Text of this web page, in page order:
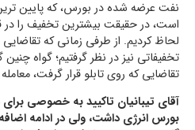
نفت عرضه شده در بورس، که پایین
است، در حقیقت بیشترین تخفیف را
لحاظ کردیم. از طرفی زمانی که
تخفیفاتی نیز در نظر گرفتیم؛ گواه
تقاضایی که روی تابلو قرار گرفت،
آقای تیبانیان تاکیید به خصوصی
بورس انرژی داشت، ولی در ادامه